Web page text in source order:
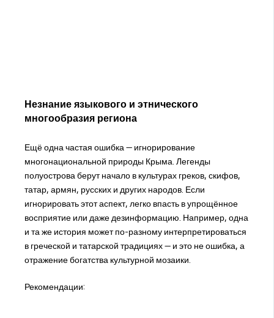
Незнание языкового и этнического
многообразия региона
Ещё одна частая ошибка — игнорирование
многонациональной природы Крыма. Легенды
полуострова берут начало в культурах греков, скифов,
татар, армян, русских и других народов. Если
игнорировать этот аспект, легко впасть в упрощённое
восприятие или даже дезинформацию. Например, одна
и та же история может по-разному интерпретироваться
в греческой и татарской традициях — и это не ошибка, а
отражение богатства культурной мозаики.
Рекомендации: